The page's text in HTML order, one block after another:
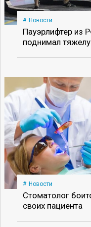
Новости
Пауэрлифтер из
поднимал
Новости
Стоматолог
своих пациента